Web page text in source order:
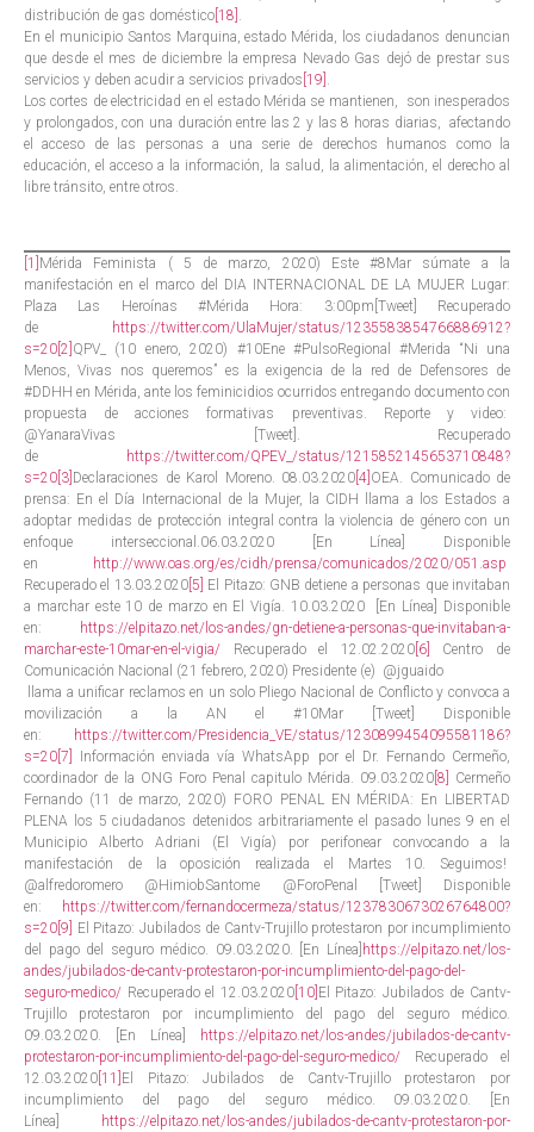
distribución de gas doméstico [18]
En el municipio Santos Marquina, estado Mérida, los ciudadanos denuncian
que desde el mes de diciembre la empresa Nevado Gas dejó de prestar sus
servicios y deben acudir a servicios privados [19]
Los cortes de electricidad en el estado Mérida se mantienen, son inesperados
y prolongados, con una duración entre las 2 y las 8 horas diarias, afectando
el acceso de las personas a una serie de derechos humanos como la
educación, el acceso a la información, la salud, la alimentación, el derecho al
libre tránsito, entre otros.
[1] Mérida Feminista ( 5 de marzo, 2020) Este #8Mar súmate a la
manifestación en el marco del DIA INTERNACIONAL DE LA MUJER Lugar:
Plaza Las Heroínas #Mérida Hora: 3:00pm[Tweet] Recuperado
de https://twitter.com/UlaMujer/status/1235583854766886912?
s=20 [2] QPV_ (10 enero, 2020) #10Ene #PulsoRegional #Merida “Ni una
Menos, Vivas nos queremos” es la exigencia de la red de Defensores de
#DDHH en Mérida, ante los feminicidios ocurridos entregando documento con
propuesta de acciones formativas preventivas. Reporte y video:
@YanaraVivas [Tweet]. Recuperado
de https://twitter.com/QPEV_/status/1215852145653710848?
s=20 [3] Declaraciones de Karol Moreno. 08.03.2020 [4] OEA. Comunicado de
prensa: En el Día Internacional de la Mujer, la CIDH llama a los Estados a
adoptar medidas de protección integral contra la violencia de género con un
enfoque interseccional.06.03.2020 [En Línea] Disponible
en http://www.oas.org/es/cidh/prensa/comunicados/2020/051.asp
Recuperado el 13.03.2020[5] El Pitazo: GNB detiene a personas que invitaban
a marchar este 10 de marzo en El Vigía. 10.03.2020 [En Línea] Disponible
en: https://elpitazo.net/los-andes/gn-detiene-a-personas-que-invitaban-a-
marchar-este-10mar-en-el-vigia/ Recuperado el 12.02.2020[6]
Centro de
Comunicación Nacional (21 febrero, 2020) Presidente (e) @jguaido
llama a unificar reclamos en un solo Pliego Nacional de Conflicto y convoca a
movilización a la AN el #10Mar [Tweet] Disponible
en: https://twitter.com/Presidencia_VE/status/1230899454095581186?
s=20 [7]
Información enviada vía WhatsApp por el Dr. Fernando Cermeño,
coordinador de la ONG Foro Penal capitulo Mérida. 09.03.2020 [8]
Cermeño
Fernando (11 de marzo, 2020) FORO PENAL EN MÉRIDA: En LIBERTAD
PLENA los 5 ciudadanos detenidos arbitrariamente el pasado lunes 9 en el
Municipio Alberto Adriani (El Vigía) por perifonear convocando a la
manifestación de la oposición realizada el Martes 10. Seguimos!
@alfredoromero @HimiobSantome @ForoPenal [Tweet] Disponible
en: https://twitter.com/fernandocermeza/status/1237830673026764800?
s=20 [9]
El Pitazo: Jubilados de Cantv-Trujillo protestaron por incumplimiento
del pago del seguro médico. 09.03.2020. [En Línea] https://elpitazo.net/los-
andes/jubilados-de-cantv-protestaron-por-incumplimiento-del-pago-del-
seguro-medico/ Recuperado el 12.03.2020[10] El Pitazo: Jubilados de Cantv-
Trujillo protestaron por incumplimiento del pago del seguro médico.
09.03.2020. [En Línea] https://elpitazo.net/los-andes/jubilados-de-cantv-
protestaron-por-incumplimiento-del-pago-del-seguro-medico/ Recuperado el
12.03.2020 [11] El Pitazo: Jubilados de Cantv-Trujillo protestaron por
incumplimiento del pago del seguro médico. 09.03.2020. [En
Línea] https://elpitazo.net/los-andes/jubilados-de-cantv-protestaron-por-